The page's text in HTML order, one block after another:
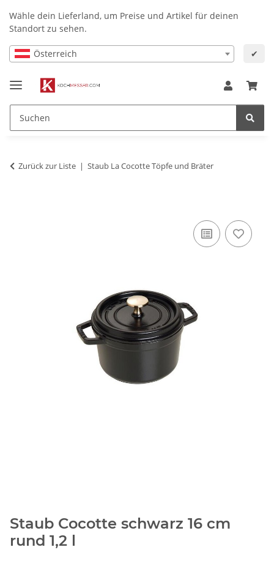
Wähle dein Lieferland, um Preise und Artikel für deinen
Standort zu sehen.
Österreich ✔
Zurück zur Liste Staub La Cocotte Töpfe und Bräter
Staub Cocotte schwarz 16 cm
rund 1,2 l